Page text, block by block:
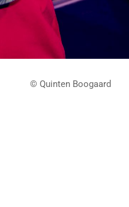
© Quinten Boogaard